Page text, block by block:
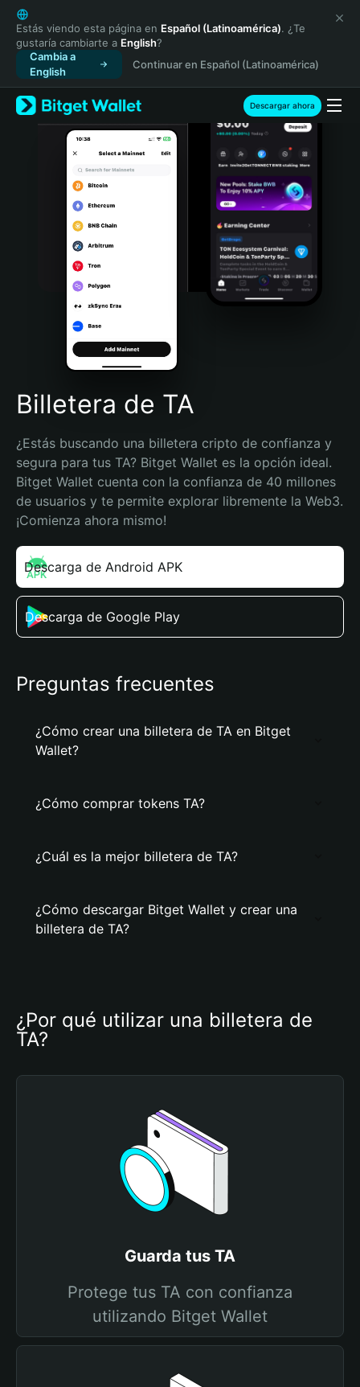
English
日本語
Tiếng Việt
Русский
Español (Latinoamérica)
Türkçe
Italiano
Português (Portugal)
Bahasa Indonesia
Português (Brasil)
Español (Argentina)
Estás viendo esta página en Español (Latinoamérica). ¿Te
gustaría cambiarte a English?
Cambia a
English
Continuar en Español (Latinoamérica)
Descargar ahora
Billetera de TA
¿Estás buscando una billetera cripto de confianza y
segura para tus TA? Bitget Wallet es la opción ideal.
Bitget Wallet cuenta con la confianza de 40 millones
de usuarios y te permite explorar libremente la Web3.
¡Comienza ahora mismo!
Descarga de Android APK
Descarga de Google Play
Preguntas frecuentes
¿Cómo crear una billetera de TA en Bitget
Wallet?
¿Cómo comprar tokens TA?
¿Cuál es la mejor billetera de TA?
¿Cómo descargar Bitget Wallet y crear una
billetera de TA?
¿Por qué utilizar una billetera de
TA?
Guarda tus TA
Protege tus TA con confianza
utilizando Bitget Wallet